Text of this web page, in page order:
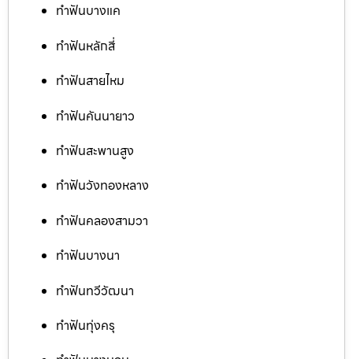
ทำฟันบางแค
ทำฟันหลักสี่
ทำฟันสายไหม
ทำฟันคันนายาว
ทำฟันสะพานสูง
ทำฟันวังทองหลาง
ทำฟันคลองสามวา
ทำฟันบางนา
ทำฟันทวีวัฒนา
ทำฟันทุ่งครุ